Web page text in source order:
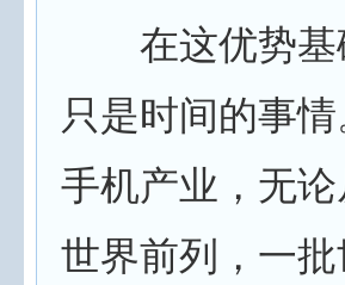
在这优势基
只是时间的事
手机产业，无
世界前列，一